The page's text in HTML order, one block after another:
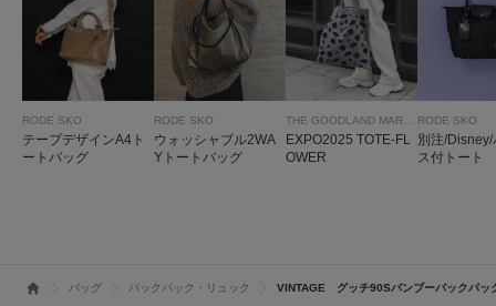
RODE SKO
テープデザインA4ト
ートバッグ
RODE SKO
ウォッシャブル2WA
Yトートバッグ
EXPO2025 TOTE-FL
OWER
RODE SKO
別注/
ス付トート
バッグ バックパック・リュック VINTAGE グッチ90Sバンブーバックパッ